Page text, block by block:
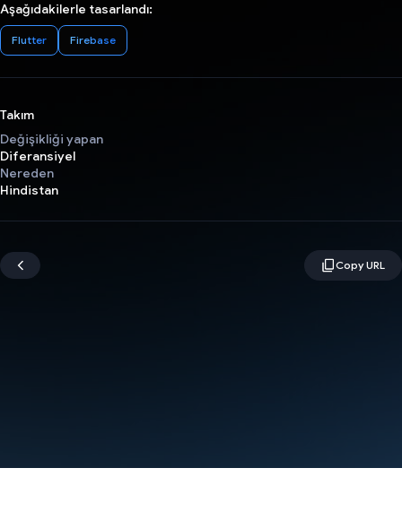
Aşağıdakilerle tasarlandı:
Flutter Firebase
Takım
Değişikliği yapan
Diferansiyel
Nereden
Hindistan